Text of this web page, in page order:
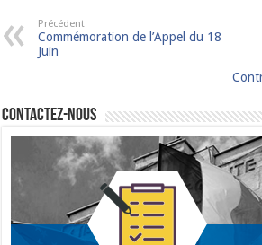
Précédent
Commémoration de l’Appel du 18
Juin
Contactez-nous